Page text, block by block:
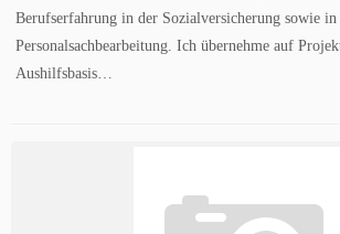
Berufserfahrung in der Sozialversicherung sowie in
Personalsachbearbeitung. Ich übernehme auf
Aushilfsbasis…